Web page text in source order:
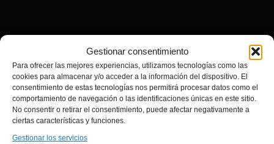
Gestionar consentimiento
Para ofrecer las mejores experiencias, utilizamos tecnologías como las
cookies para almacenar y/o acceder a la información del dispositivo. El
consentimiento de estas tecnologías nos permitirá procesar datos como el
comportamiento de navegación o las identificaciones únicas en este sitio.
No consentir o retirar el consentimiento, puede afectar negativamente a
ciertas características y funciones.
Gestionar los servicios